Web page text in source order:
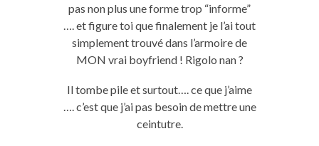
pas non plus une forme trop “informe”
…. et figure toi que finalement je l’ai tout
simplement trouvé dans l’armoire de
MON vrai boyfriend ! Rigolo nan ?
Il tombe pile et surtout…. ce que j’aime
…. c’est que j’ai pas besoin de mettre une
ceintutre.